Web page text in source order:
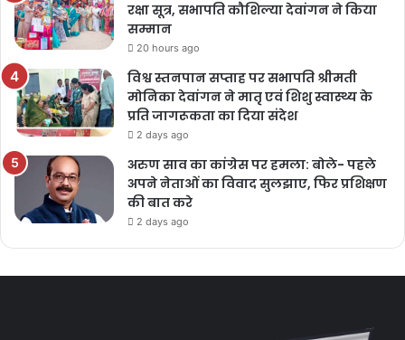
रक्षा सूत्र, सभापति कौशिल्या देवांगन ने किया
सम्मान
20 hours ago
विश्व स्तनपान सप्ताह पर सभापति श्रीमती
मोनिका देवांगन ने मातृ एवं शिशु स्वास्थ्य के
प्रति जागरूकता का दिया संदेश
2 days ago
अरुण साव का कांग्रेस पर हमला: बोले- पहले
अपने नेताओं का विवाद सुलझाए, फिर प्रशिक्षण
की बात करे
2 days ago